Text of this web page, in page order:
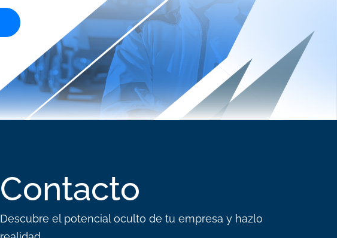
Contacto
Descubre el potencial oculto de tu empresa y hazlo